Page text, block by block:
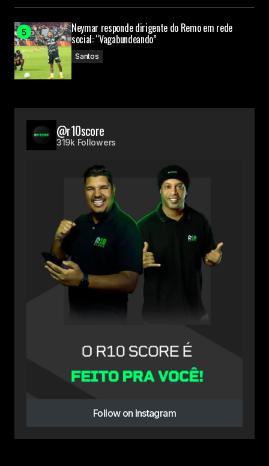
Neymar responde dirigente do Remo em rede
social: “Vagabundeando”
Santos
@r10score
319k Followers
Follow on Instagram